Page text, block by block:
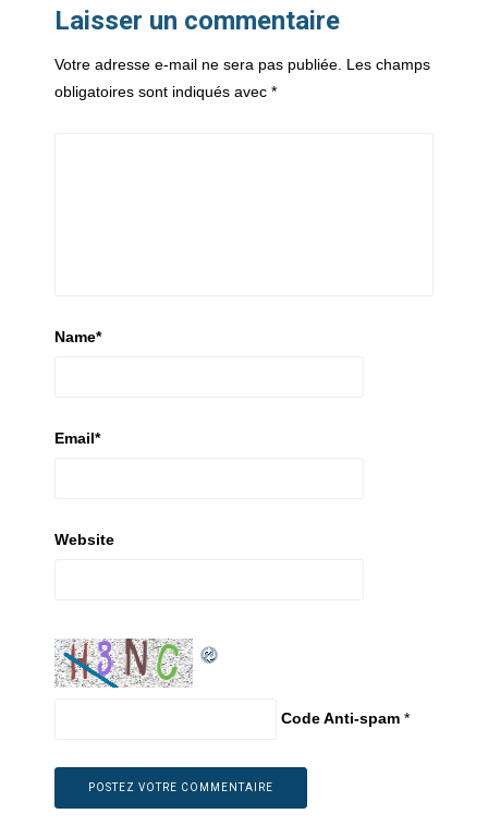
Laisser un commentaire
Votre adresse e-mail ne sera pas publiée. Les champs
obligatoires sont indiqués avec *
Name*
Email*
Website
Code Anti-spam *